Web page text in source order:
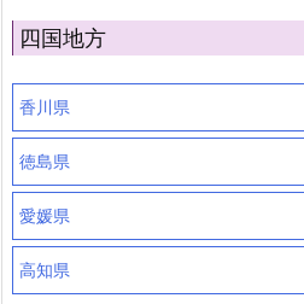
四国地方
香川県
徳島県
愛媛県
高知県